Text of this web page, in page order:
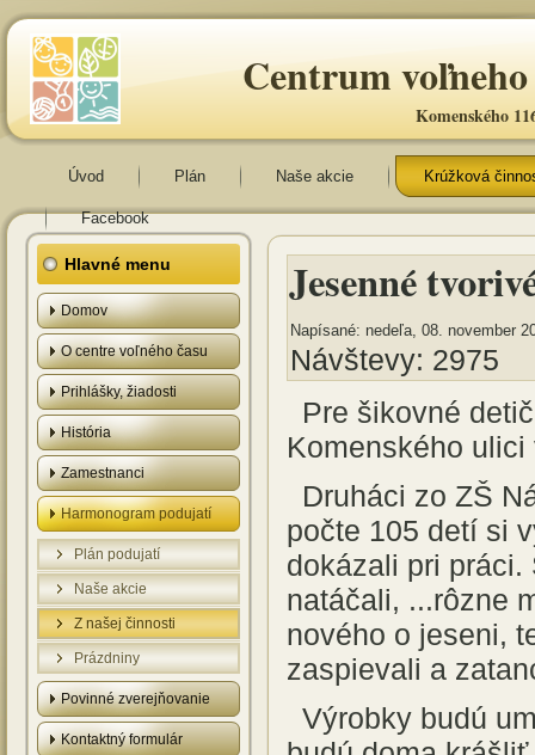
Centrum voľneho
Komenského
Úvod Plán Naše akcie Krúžková
Facebook
Hlavné menu
Domov
O centre voľného času
Prihlášky, žiadosti
História
Zamestnanci
Harmonogram podujatí
Plán podujatí
Naše akcie
Z našej činnosti
Prázdniny
Povinné zverejňovanie
Kontaktný formulár
Jesenné
Napísané: nedeľa, 08. november
Návštevy: 2975
Pre šikovné
Komenského
Druháci zo ZŠ
počte 105 detí si
dokázali pri
natáčali, ...rôzne
nového o jeseni,
zaspievali a
Výrobky budú